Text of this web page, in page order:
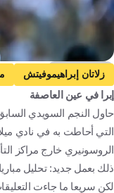
Getty Images
زلاتان إبراهيموفيتش
السويد
كأس
الولايات المتحدة
كرة
إبرا في عين العاصفة
حاول النجم السويدي
التي أحاطت به في نادي
الروسونيري خارج مراكز
ذلك بعمل جديد: تحليل
لكن سريعا ما جاءت